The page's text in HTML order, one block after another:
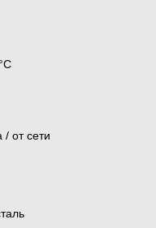
/ от сети